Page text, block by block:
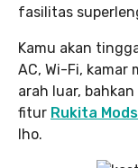
fasilitas
Kamu akan
AC, Wi-Fi, kamar
arah luar,
fitur Rukita Mods
lho.